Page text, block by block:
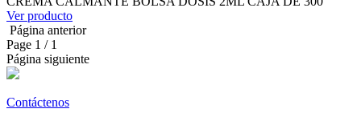
Ver producto
Página anterior
Page 1 / 1
Página siguiente
Contáctenos